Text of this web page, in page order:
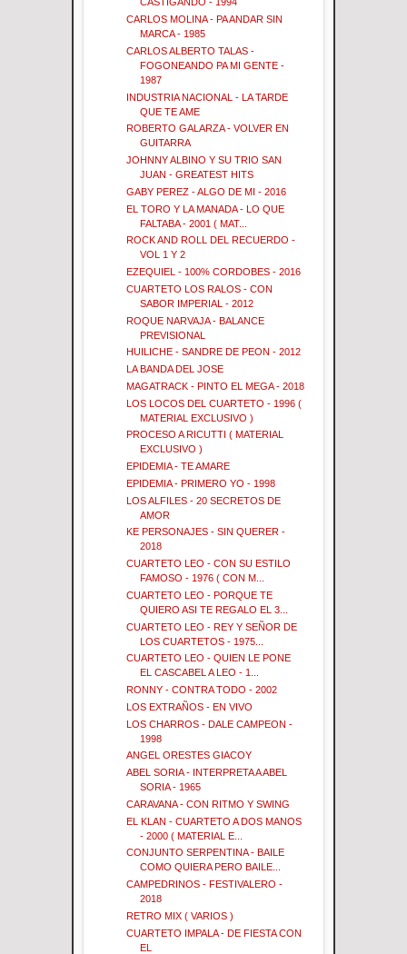
CARLOS MOLINA - PA ANDAR SIN
MARCA - 1985
CARLOS ALBERTO TALAS -
FOGONEANDO PA MI GENTE -
1987
INDUSTRIA NACIONAL - LA TARDE
QUE TE AME
ROBERTO GALARZA - VOLVER EN
GUITARRA
JOHNNY ALBINO Y SU TRIO SAN
JUAN - GREATEST HITS
GABY PEREZ - ALGO DE MI - 2016
EL TORO Y LA MANADA - LO QUE
FALTABA - 2001 ( MAT...
ROCK AND ROLL DEL RECUERDO -
VOL 1 Y 2
EZEQUIEL - 100% CORDOBES - 2016
CUARTETO LOS RALOS - CON
SABOR IMPERIAL - 2012
ROQUE NARVAJA - BALANCE
PREVISIONAL
HUILICHE - SANDRE DE PEON - 2012
LA BANDA DEL JOSE
MAGATRACK - PINTO EL MEGA - 2018
LOS LOCOS DEL CUARTETO - 1996 (
MATERIAL EXCLUSIVO )
PROCESO A RICUTTI ( MATERIAL
EXCLUSIVO )
EPIDEMIA - TE AMARE
EPIDEMIA - PRIMERO YO - 1998
LOS ALFILES - 20 SECRETOS DE
AMOR
KE PERSONAJES - SIN QUERER -
2018
CUARTETO LEO - CON SU ESTILO
FAMOSO - 1976 ( CON M...
CUARTETO LEO - PORQUE TE
QUIERO ASI TE REGALO EL 3...
CUARTETO LEO - REY Y SEÑOR DE
LOS CUARTETOS - 1975...
CUARTETO LEO - QUIEN LE PONE
EL CASCABEL A LEO - 1...
RONNY - CONTRA TODO - 2002
LOS EXTRAÑOS - EN VIVO
LOS CHARROS - DALE CAMPEON -
1998
ANGEL ORESTES GIACOY
ABEL SORIA - INTERPRETA A ABEL
SORIA - 1965
CARAVANA - CON RITMO Y SWING
EL KLAN - CUARTETO A DOS MANOS
- 2000 ( MATERIAL E...
CONJUNTO SERPENTINA - BAILE
COMO QUIERA PERO BAILE...
CAMPEDRINOS - FESTIVALERO -
2018
RETRO MIX ( VARIOS )
CUARTETO IMPALA - DE FIESTA CON
EL